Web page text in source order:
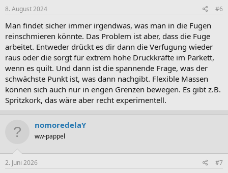
8. August 2024 #6
Man findet sicher immer irgendwas, was man in die Fugen
reinschmieren könnte. Das Problem ist aber, dass die Fuge
arbeitet. Entweder drückt es dir dann die Verfugung wieder
raus oder die sorgt für extrem hohe Druckkräfte im Parkett,
wenn es quilt. Und dann ist die spannende Frage, was der
schwächste Punkt ist, was dann nachgibt. Flexible Massen
können sich auch nur in engen Grenzen bewegen. Es gibt z.B.
Spritzkork, das wäre aber recht experimentell.
nomoredelaY
ww-pappel
2. Juni 2026 #7